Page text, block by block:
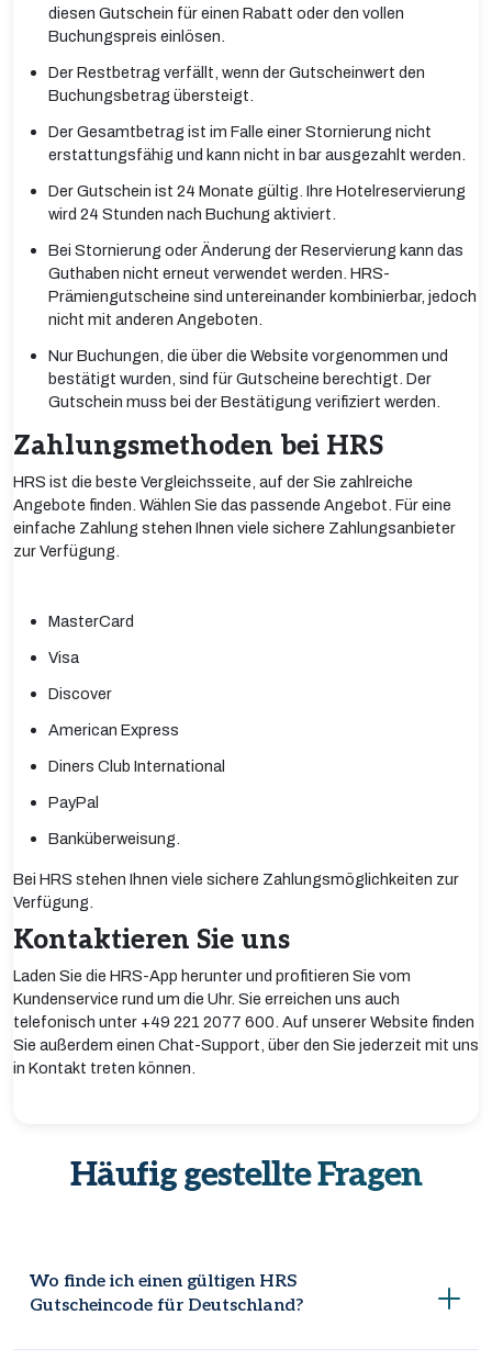
diesen Gutschein für einen Rabatt oder den vollen
Buchungspreis einlösen.
Der Restbetrag verfällt, wenn der Gutscheinwert den
Buchungsbetrag übersteigt.
Der Gesamtbetrag ist im Falle einer Stornierung nicht
erstattungsfähig und kann nicht in bar ausgezahlt werden.
Der Gutschein ist 24 Monate gültig. Ihre Hotelreservierung
wird 24 Stunden nach Buchung aktiviert.
Bei Stornierung oder Änderung der Reservierung kann das
Guthaben nicht erneut verwendet werden. HRS-
Prämiengutscheine sind untereinander kombinierbar, jedoch
nicht mit anderen Angeboten.
Nur Buchungen, die über die Website vorgenommen und
bestätigt wurden, sind für Gutscheine berechtigt. Der
Gutschein muss bei der Bestätigung verifiziert werden.
Zahlungsmethoden bei HRS
HRS ist die beste Vergleichsseite, auf der Sie zahlreiche
Angebote finden. Wählen Sie das passende Angebot. Für eine
einfache Zahlung stehen Ihnen viele sichere Zahlungsanbieter
zur Verfügung.
MasterCard
Visa
Discover
American Express
Diners Club International
PayPal
Banküberweisung.
Bei HRS stehen Ihnen viele sichere Zahlungsmöglichkeiten zur
Verfügung.
Kontaktieren Sie uns
Laden Sie die HRS-App herunter und profitieren Sie vom
Kundenservice rund um die Uhr. Sie erreichen uns auch
telefonisch unter +49 221 2077 600. Auf unserer Website finden
Sie außerdem einen Chat-Support, über den Sie jederzeit mit uns
in Kontakt treten können.
Häufig gestellte Fragen
Wo finde ich einen gültigen HRS
Gutscheincode für Deutschland?